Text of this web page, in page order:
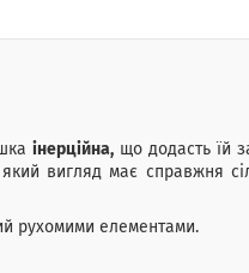
інерційна, що додасть їй
вигляд має справжня
рухомими елементами.